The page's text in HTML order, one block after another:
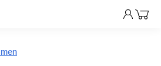
Dein